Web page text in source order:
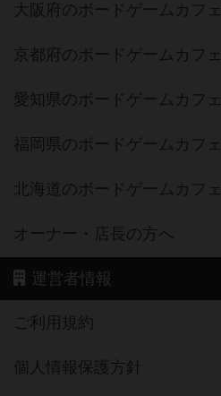
大阪府のボードゲームカフェ
京都府のボードゲームカフェ
愛知県のボードゲームカフェ
福岡県のボードゲームカフェ
北海道のボードゲームカフェ
オーナー・店長の方へ
運営者情報
ご利用規約
個人情報保護方針